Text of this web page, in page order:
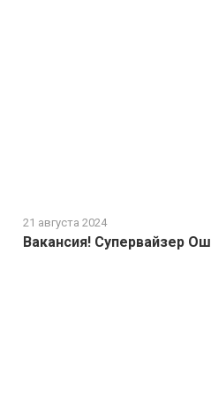
Вакансия! Супервайзер Ош
21 августа 2024